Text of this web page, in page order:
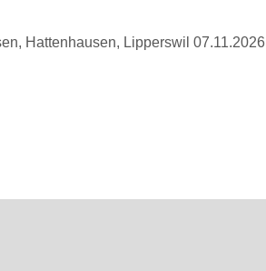
Hattenhausen, Lipperswil 07.11.2026